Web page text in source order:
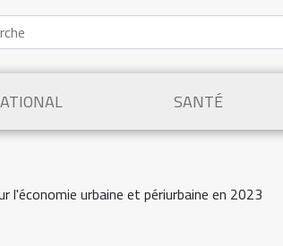
SANTÉ
l'économie urbaine et périurbaine en 2023